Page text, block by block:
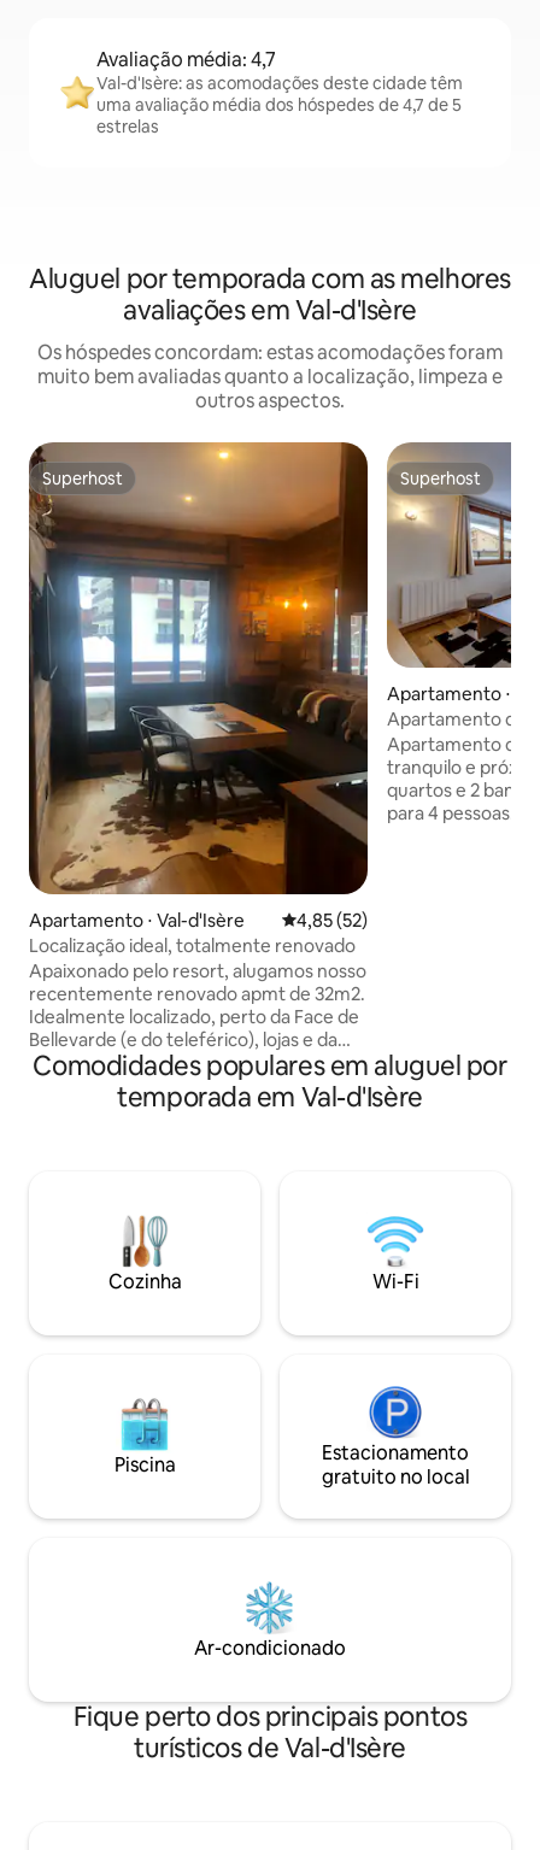
Avaliação média: 4,7
Val-d'Isère: as acomodações deste cidade têm
uma avaliação média dos hóspedes de 4,7 de 5
estrelas
Aluguel por temporada com as melhores
avaliações em Val-d'Isère
Os hóspedes concordam: estas acomodações foram
muito bem avaliadas quanto a localização, limpeza e
outros aspectos.
Superhost
Superhost
Apartamento ⋅ Val-d'Isère 4,85 de uma avaliação média
4,85 (52)
Localização ideal, totalmente renovado
Apaixonado pelo resort, alugamos nosso
recentemente renovado apmt de 32m2.
Idealmente localizado, perto da Face de
Bellevarde (e do teleférico), lojas e da
frente de neve. 2 quartos
independentes (2 camas de casal
140x200; 1 edredom de casal por cama).
2 TVs, máquina de raclette/fondue, etc.
Secador de botas de esqui Armário de
esqui Wi-Fi gratuito Cofre Limpeza e
camas feitas
Superhost
Superhost
Apartamento ⋅
Apartamento de
confortos
Apartamento de
tranquilo e
quartos e 2
para 4 pessoas. Totalmente equipado e
esqui.
Comodidades populares em aluguel por
temporada em Val-d'Isère
Cozinha Wi-Fi
Piscina
Estacionamento
gratuito no local
Ar-condicionado
Fique perto dos principais pontos
turísticos de Val-d'Isère